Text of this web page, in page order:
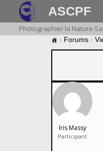
ASCPF
Photographier la Nature
› Forums ›
Iris Massy
Participant